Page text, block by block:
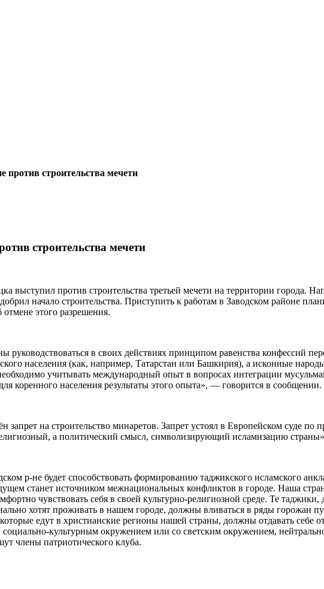
против строительства мечети
строительства мечети
выступил против строительства третьей мечети на территории города.
начало строительства. Приступить к работам в Заводском районе
отмене этого разрешения.
руководствоваться в своих действиях принципом равенства конфессий
населения (как, например, Татарстан или Башкирия), а исконные
учитывать международный опыт в вопросах интеграции
коренного населения результаты этого опыта», — говорится в сообщении.
на строительство минаретов. Запрет устоял в Европейском суде по
а политический смысл, символизирующий исламизацию
р-не будет способствовать формированию таджикского исламского
станет источником межнациональных конфликтов в городе. Наша
чувствовать себя в своей культурно-религиозной среде. Те
хотят проживать в нашем городе, должны вливаться в ряды горожан
едут в христианские регионы нашей страны, должны отдавать себе
культурным окружением или со светским окружением,
члены патриотического клуба.